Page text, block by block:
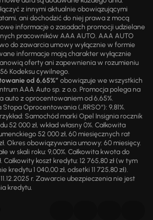
z innymi aktualnie obowiązującymi
ani dochodzić do niej prawa z mocą
informacje o zasadach promocji udzielane
pracowników AAA AUTO. AAA AUTO
do zawarcia umowy wyłącznie w formie
informacje mają charakter wyłącznie
oferty ani zapewnienia w rozumieniu
Kodeksu cywilnego.
od 6,65%” obowiązuje we wszystkich
AAA Auto sp. z o.o. Promocja polega na
auto z oprocentowaniem od 6,65%.
Oprocentowania („RRSO“): 9,81%.
Samochód marki Opel Insignia rocznik
52 000 zł, wkład własny 0%. Całkowita
52 000 zł, 60 miesięcznych rat
Okres obowiązywania umowy: 60 miesięcy.
w skali roku: 9,00%. Całkowita kwota do
Całkowity koszt kredytu: 12 765,80 zł (w tym
kredytu 1 040,00 zł, odsetki 11 725,80 zł).
r. Zawarcie ubezpieczenia nie jest
kredytu.